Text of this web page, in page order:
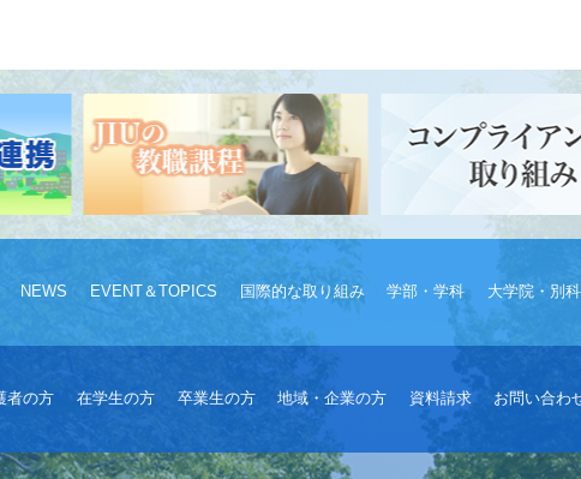
NEWS EVENT＆TOPICS 国際的な取り組み 学部・学科 大学院・別科
者の方 在学生の方 卒業生の方 地域・企業の方 資料請求 お問い合わ